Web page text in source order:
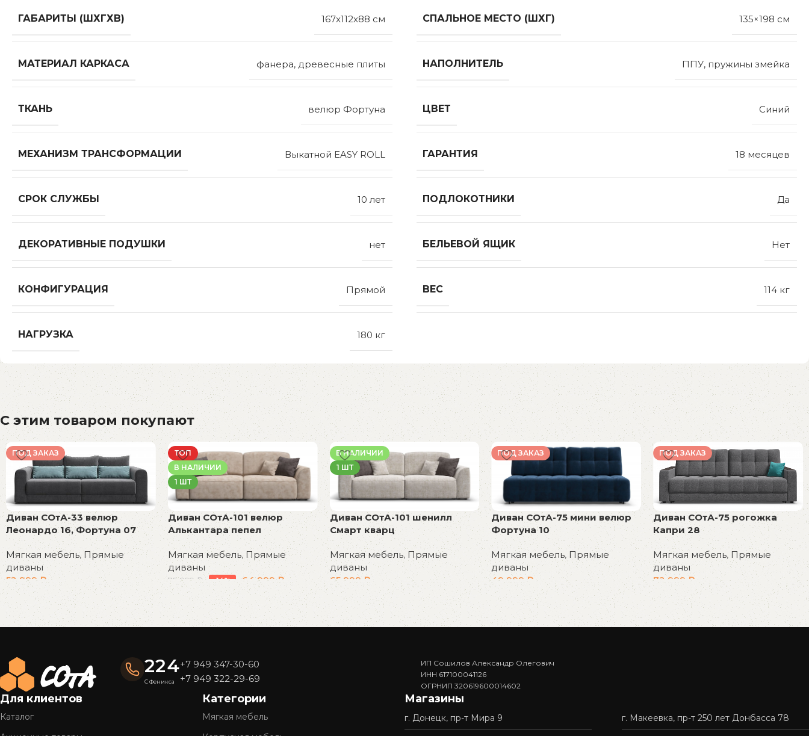
ГАБАРИТЫ (ШХГХВ) 167x112x88 см СПАЛЬНОЕ МЕСТО (ШХГ) 135×198 см
МАТЕРИАЛ КАРКАСА фанера, древесные плиты НАПОЛНИТЕЛЬ ППУ, пружины змейка
ТКАНЬ велюр Фортуна ЦВЕТ Синий
МЕХАНИЗМ ТРАНСФОРМАЦИИ Выкатной EASY ROLL ГАРАНТИЯ 18 месяцев
СРОК СЛУЖБЫ 10 лет ПОДЛОКОТНИКИ Да
ДЕКОРАТИВНЫЕ ПОДУШКИ нет БЕЛЬЕВОЙ ЯЩИК Нет
КОНФИГУРАЦИЯ Прямой ВЕС 114 кг
НАГРУЗКА 180 кг
С этим товаром покупают
ПОД ЗАКАЗ
Диван СОтА-33 велюр
Леонардо 16, Фортуна 07
Мягкая мебель,Прямые
диваны
52 999 ₽
В корзину
ТОП
В НАЛИЧИИ
1 ШТ
Диван СОтА-101 велюр
Алькантара пепел
Мягкая мебель, Прямые
диваны
75 999 ₽ -14% 64 999₽
В корзину
В НАЛИЧИИ
1 ШТ
Диван СОтА-101 шенилл
Смарт кварц
Мягкая мебель, Прямые
диваны
65 999 ₽
В корзину
ПОД ЗАКАЗ
Диван СОтА-75 мини велюр
Фортуна 10
Мягкая мебель, Прямые
диваны
49 999₽
В корзину
ПОД ЗАКАЗ
Диван СОтА-75 рогожка
Капри 28
Мягкая мебель, Прямые
диваны
72 999 ₽
В корзину
Read More
224
С Феникса
+7 949 347-30-60
+7 949 322-29-69
ИП Сошилов Александр Олегович
ИНН 617100041126
ОГРНИП 320619600014602
Для клиентов
Каталог
Категории
Мягкая мебель
Магазины
г. Донецк, пр-т Мира 9 г. Макеевка, пр-т 250 лет Донбасса 78